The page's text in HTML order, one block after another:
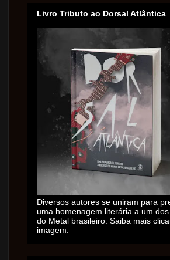
Livro Tributo ao Dorsal Atlântica
Diversos autores se uniram para
uma homenagem literária a um
do Metal brasileiro. Saiba mais
imagem.